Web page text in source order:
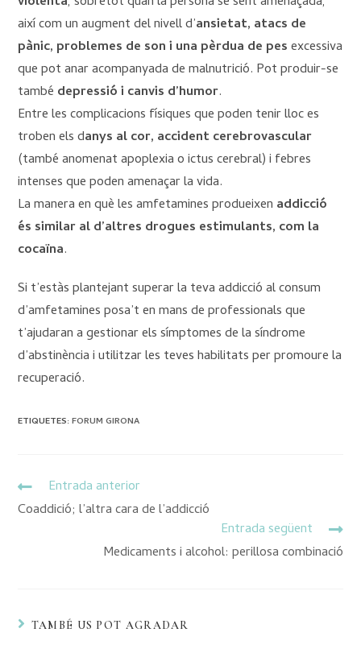
així com un augment del nivell d’ansietat, atacs de
pànic, problemes de son i una pèrdua de pesexcessiva
que pot anar acompanyada de malnutrició. Pot produir-se
també depressió i canvis d’humor.
Entre les complicacions físiques que poden tenir lloc es
troben els danys al cor, accident cerebrovascular
(també anomenat apoplexia o ictus cerebral) i febres
intenses que poden amenaçar la vida.
La manera en què les amfetamines produeixen addicció
és similar al d’altres drogues estimulants, com la
cocaïna.
Si t’estàs plantejant superar la teva addicció al consum
d’amfetamines posa’t en mans de professionals que
t’ajudaran a gestionar els símptomes de la síndrome
d’abstinència i utilitzar les teves habilitats per promoure la
recuperació.
ETIQUETES:FORUM GIRONA
Entrada anterior
Coaddició; l’altra cara de l’addicció
Entrada següent
Medicaments i alcohol: perillosa combinació
TAMBÉ US POT AGRADAR